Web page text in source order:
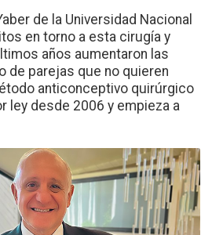
de la Universidad Nacional
en torno a esta cirugía y
años aumentaron las
de parejas que no quieren
anticonceptivo quirúrgico
ley desde 2006 y empieza a